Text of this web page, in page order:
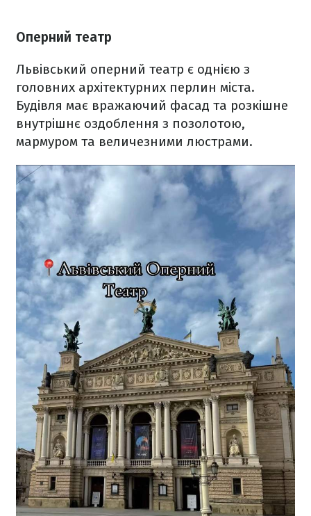
Оперний театр
Львівський оперний театр є однією з
головних архітектурних перлин міста.
Будівля має вражаючий фасад та розкішне
внутрішнє оздоблення з позолотою,
мармуром та величезними люстрами.